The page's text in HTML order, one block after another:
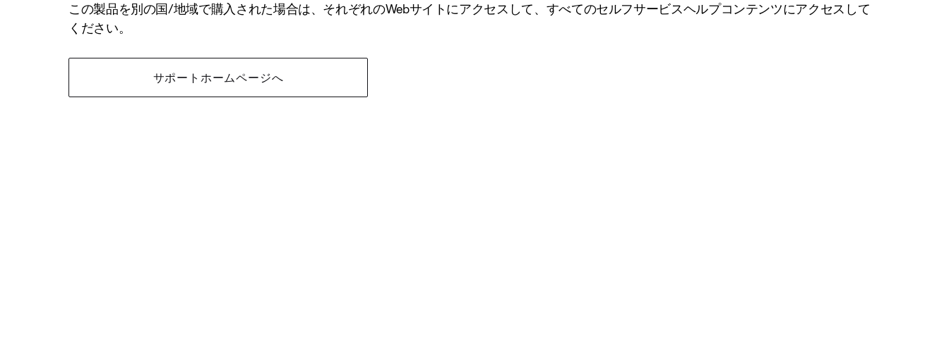
この製品を別の国/地域で購入された場合は、それぞれのWebサイトにアクセスして、すべてのセルフサービスヘルプコンテンツにアクセスして
ください。
サポートホームページへ